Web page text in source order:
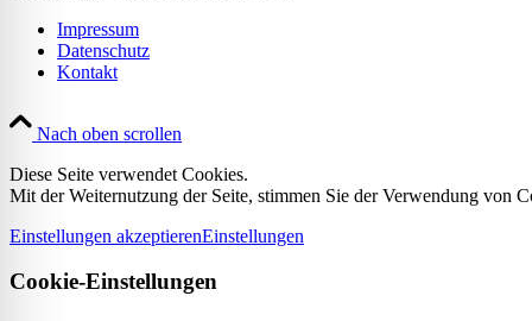
Impressum
Datenschutz
Kontakt
Nach oben scrollen
Diese Seite verwendet Cookies.
Mit der Weiternutzung der Seite, stimmen Sie der Verwendung von
Einstellungen akzeptierenEinstellungen
Cookie-Einstellungen